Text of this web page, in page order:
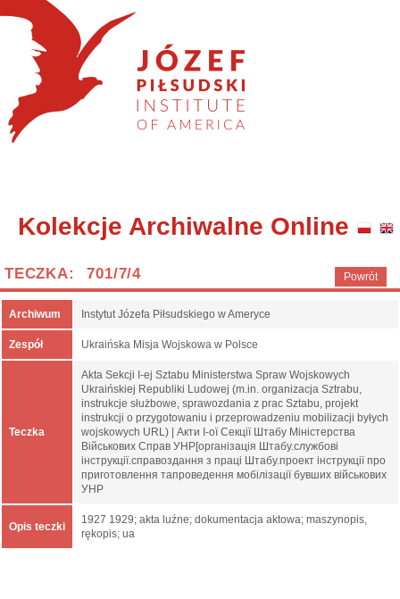
Kolekcje Archiwalne Online
Powrót
TECZKA: 701/7/4
Archiwum Instytut Józefa Piłsudskiego w Ameryce
Zespół Ukraińska Misja Wojskowa w Polsce
Teczka
Akta Sekcji I-ej Sztabu Ministerstwa Spraw Wojskowych
Ukraińskiej Republiki Ludowej (m.in. organizacja Sztrabu,
instrukcje służbowe, sprawozdania z prac Sztabu, projekt
instrukcji o przygotowaniu i przeprowadzeniu mobilizacji byłych
wojskowych URL) | Акти І-ої Секції Штабу Міністерства
Військових Справ УНР[організація Штабу.службові
інструкції.справоздання з праці Штабу.проект інструкції про
приготовлення тапроведення мобілізації бувших військових
УНР
Opis teczki
1927 1929; akta luźne; dokumentacja aktowa; maszynopis,
rękopis; ua